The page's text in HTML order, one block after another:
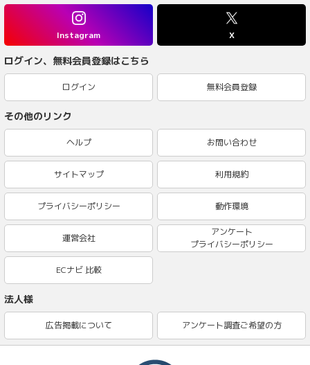
Instagram X
ログイン、無料会員登録はこちら
ログイン 無料会員登録
その他のリンク
ヘルプ お問い合わせ
サイトマップ 利用規約
プライバシーポリシー 動作環境
運営会社
アンケート
プライバシーポリシー
ECナビ 比較
法人様
広告掲載について アンケート調査ご希望の方